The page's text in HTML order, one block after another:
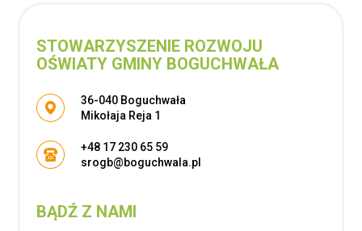
STOWARZYSZENIE ROZWOJU
OŚWIATY GMINY BOGUCHWAŁA
Adres pocztowy:
36-040 Boguchwała
Mikołaja Reja 1
+48 17 230 65 59
srogb@boguchwala.pl
BĄDŹ Z NAMI